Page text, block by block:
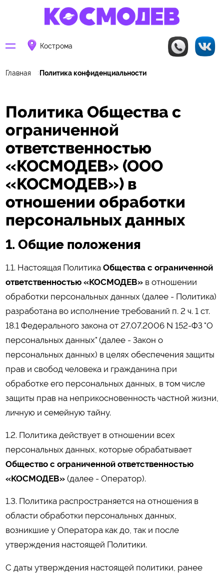
Кострома
Главная Политика конфиденциальности
Политика Общества с
ограниченной
ответственностью
«КОСМОДЕВ» (ООО
«КОСМОДЕВ») в
отношении обработки
персональных данных
1. Общие положения
1.1. Настоящая Политика Общества с ограниченной
ответственностью «КОСМОДЕВ»в отношении
обработки персональных данных (далее - Политика)
разработана во исполнение требований п. 2 ч. 1 ст.
18.1 Федерального закона от 27.07.2006 N 152-ФЗ "О
персональных данных" (далее - Закон о
персональных данных) в целях обеспечения защиты
прав и свобод человека и гражданина при
обработке его персональных данных, в том числе
защиты прав на неприкосновенность частной жизни,
личную и семейную тайну.
1.2. Политика действует в отношении всех
персональных данных, которые обрабатывает
Общество с ограниченной ответственностью
«КОСМОДЕВ»(далее - Оператор).
1.3. Политика распространяется на отношения в
области обработки персональных данных,
возникшие у Оператора как до, так и после
утверждения настоящей Политики.
С даты утверждения настоящей политики, ранее